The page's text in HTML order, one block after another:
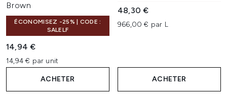
Brown
ÉCONOMISEZ -25% | CODE :
SALELF
14,94 €
14,94 € par unit
ACHETER
48,30 €
966,00 € par L
ACHETER